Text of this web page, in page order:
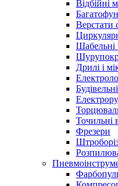
Відбійні
Верстати
Шабельні
Дрилі і
Точильні
Фрезери